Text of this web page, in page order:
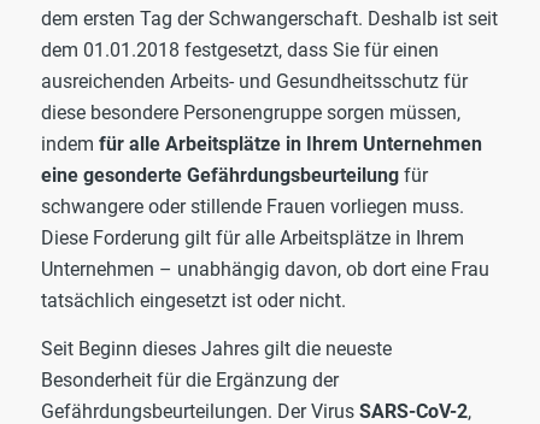
dem ersten Tag der Schwangerschaft. Deshalb ist seit
dem 01.01.2018 festgesetzt, dass Sie für einen
ausreichenden Arbeits- und Gesundheitsschutz für
diese besondere Personengruppe sorgen müssen,
indem für alle Arbeitsplätze in Ihrem Unternehmen
eine gesonderte Gefährdungsbeurteilungfür
schwangere oder stillende Frauen vorliegen muss.
Diese Forderung gilt für alle Arbeitsplätze in Ihrem
Unternehmen – unabhängig davon, ob dort eine Frau
tatsächlich eingesetzt ist oder nicht.
Seit Beginn dieses Jahres gilt die neueste
Besonderheit für die Ergänzung der
Gefährdungsbeurteilungen. Der Virus SARS-CoV-2,